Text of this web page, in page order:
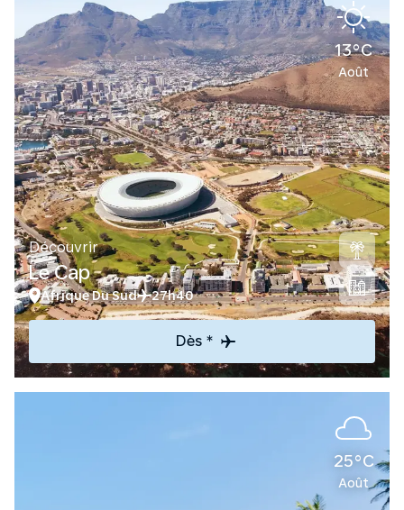
13°C
Août
Découvrir
Le Cap
Afrique Du Sud 27h40
Dès *
25°C
Août